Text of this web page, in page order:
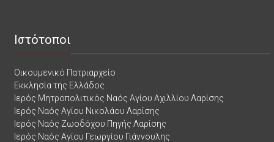
Ιστότοποι
Οικουμενικό Πατριαρχείο
Εκκλησία της Ελλάδος
Ιερός Μητροπολιτικός Ναός Αγίου Αχιλλίου Λαρίσης
Ιερός Ναός Αγίου Νικολάου Λαρίσης
Ιερός Ναός Ζωοδόχου Πηγής Λαρίσης
Ιερός Ναός Αγίου Γεωργίου Γιάννουλης